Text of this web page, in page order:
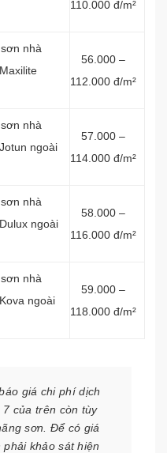
110.000 đ/m²
nhà
56.000 –
112.000 đ/m²
nhà
ngoài
57.000 –
114.000 đ/m²
nhà
ngoài
58.000 –
116.000 đ/m²
nhà
ngoài
59.000 –
118.000 đ/m²
giá chi phí dịch
của trên còn tùy
sơn. Để có giá
khảo sát hiện